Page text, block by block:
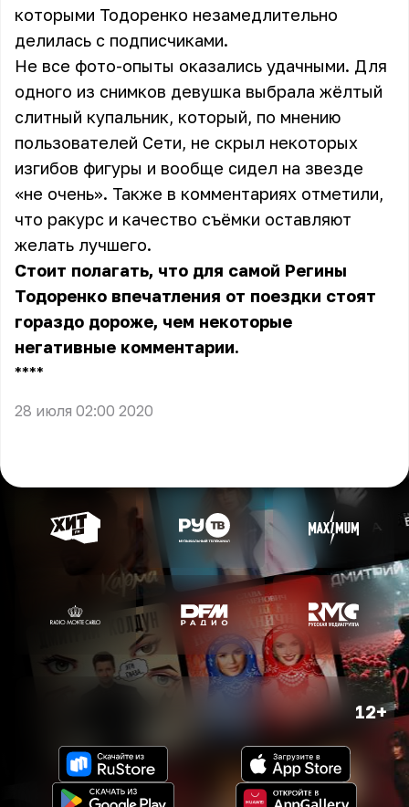
которыми Тодоренко незамедлительно
делилась с подписчиками.
Не все фото-опыты оказались удачными. Для
одного из снимков девушка выбрала жёлтый
слитный купальник, который, по мнению
пользователей Сети, не скрыл некоторых
изгибов фигуры и вообще сидел на звезде
«не очень». Также в комментариях отметили,
что ракурс и качество съёмки оставляют
желать лучшего.
Стоит полагать, что для самой Регины
Тодоренко впечатления от поездки стоят
гораздо дороже, чем некоторые
негативные комментарии.
** **
28 июля 02:00 2020
12+